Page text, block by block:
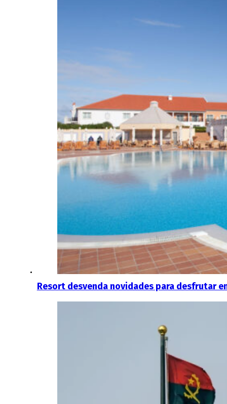
Resort desvenda novidades para desfrutar